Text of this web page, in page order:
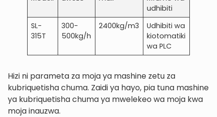
udhibiti
SL-
315T
300-
500kg/h
2400kg/m3
Udhibiti wa
kiotomatiki
wa PLC
Hizi ni parameta za moja ya mashine zetu za
kubriquetisha chuma. Zaidi ya hayo, pia tuna mashine
ya kubriquetisha chuma ya mwelekeo wa moja kwa
moja inauzwa.